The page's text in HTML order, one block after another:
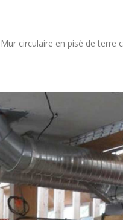
circulaire en pisé de terre